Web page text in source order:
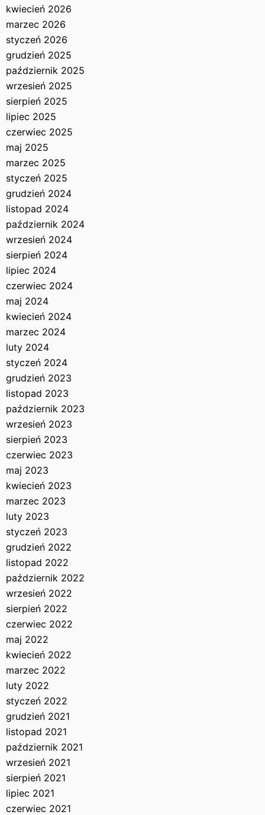
kwiecień 2026
marzec 2026
styczeń 2026
grudzień 2025
październik 2025
wrzesień 2025
sierpień 2025
lipiec 2025
czerwiec 2025
maj 2025
marzec 2025
styczeń 2025
grudzień 2024
listopad 2024
październik 2024
wrzesień 2024
sierpień 2024
lipiec 2024
czerwiec 2024
maj 2024
kwiecień 2024
marzec 2024
luty 2024
styczeń 2024
grudzień 2023
listopad 2023
październik 2023
wrzesień 2023
sierpień 2023
czerwiec 2023
maj 2023
kwiecień 2023
marzec 2023
luty 2023
styczeń 2023
grudzień 2022
listopad 2022
październik 2022
wrzesień 2022
sierpień 2022
czerwiec 2022
maj 2022
kwiecień 2022
marzec 2022
luty 2022
styczeń 2022
grudzień 2021
listopad 2021
październik 2021
wrzesień 2021
sierpień 2021
lipiec 2021
czerwiec 2021